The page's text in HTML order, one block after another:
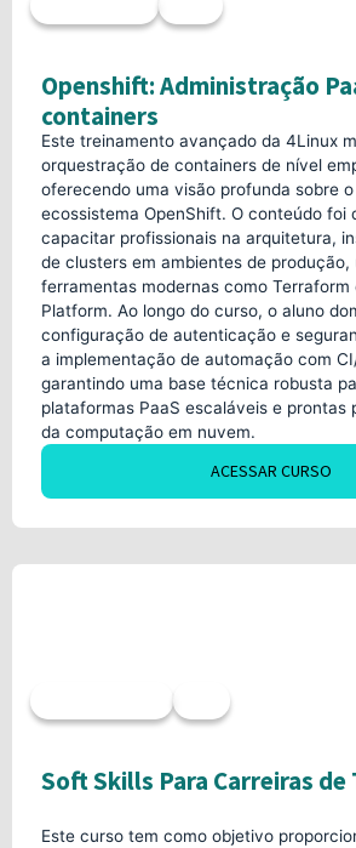
Openshift: Administração
containers
Este treinamento avançado da 4Linux
orquestração de containers de nível
oferecendo uma visão profunda sobre
ecossistema OpenShift. O conteúdo foi
capacitar profissionais na arquitetura,
de clusters em ambientes de produção,
ferramentas modernas como Terraform
Platform. Ao longo do curso, o aluno
configuração de autenticação e
a implementação de automação com
garantindo uma base técnica robusta
plataformas PaaS escaláveis e prontas
da computação em nuvem.
ACESSAR CURSO
Soft Skills Para Carreiras de
Este curso tem como objetivo